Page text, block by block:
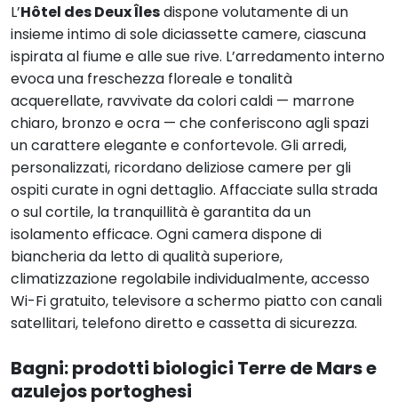
L’Hôtel des Deux Îlesdispone volutamente di un
insieme intimo di sole diciassette camere, ciascuna
ispirata al fiume e alle sue rive. L’arredamento interno
evoca una freschezza floreale e tonalità
acquerellate, ravvivate da colori caldi — marrone
chiaro, bronzo e ocra — che conferiscono agli spazi
un carattere elegante e confortevole. Gli arredi,
personalizzati, ricordano deliziose camere per gli
ospiti curate in ogni dettaglio. Affacciate sulla strada
o sul cortile, la tranquillità è garantita da un
isolamento efficace. Ogni camera dispone di
biancheria da letto di qualità superiore,
climatizzazione regolabile individualmente, accesso
Wi-Fi gratuito, televisore a schermo piatto con canali
satellitari, telefono diretto e cassetta di sicurezza.
Bagni: prodotti biologici Terre de Mars e
azulejos portoghesi